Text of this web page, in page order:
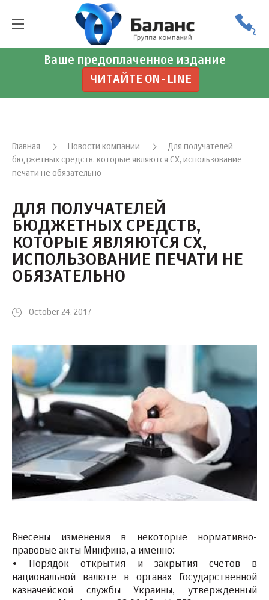
Ваше предоплаченное издание
ЧИТАЙТЕ ON-LINE
Главная Новости компании
Для получателей
бюджетных средств, которые являются СХ, использование
печати не обязательно
ДЛЯ ПОЛУЧАТЕЛЕЙ
БЮДЖЕТНЫХ СРЕДСТВ,
КОТОРЫЕ ЯВЛЯЮТСЯ СХ,
ИСПОЛЬЗОВАНИЕ ПЕЧАТИ НЕ
ОБЯЗАТЕЛЬНО
October 24, 2017
Внесены изменения в некоторые нормативно-
правовые акты Минфина, а именно:
• Порядок открытия и закрытия счетов в
национальной валюте в органах Государственной
казначейской службы Украины, утвержденный